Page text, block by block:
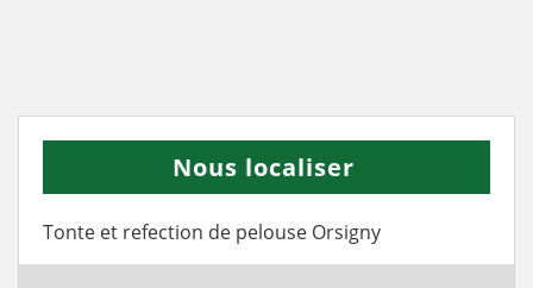
Nous localiser
Tonte et refection de pelouse Orsigny